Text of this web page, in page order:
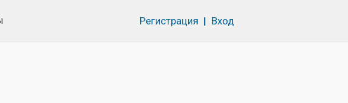
Регистрация | Вход